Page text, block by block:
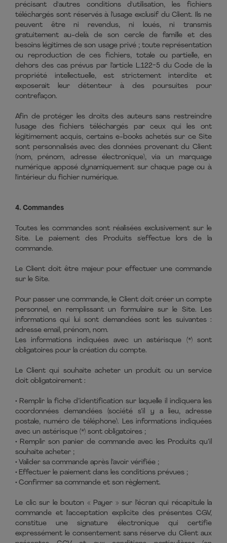
précisant d'autres conditions d'utilisation, les fichiers
téléchargés sont réservés à l’usage exclusif du Client. Ils ne
peuvent être ni revendus, ni loués, ni transmis
gratuitement au-delà de son cercle de famille et des
besoins légitimes de son usage privé ; toute représentation
ou reproduction de ces fichiers, totale ou partielle, en
dehors des cas prévus par l’article L.122-5 du Code de la
propriété intellectuelle, est strictement interdite et
exposerait leur détenteur à des poursuites pour
contrefaçon.
Afin de protéger les droits des auteurs sans restreindre
l'usage des fichiers téléchargés par ceux qui les ont
légitimement acquis, certains e-books achetés sur ce Site
sont personnalisés avec des données provenant du Client
(nom, prénom, adresse électronique), via un marquage
numérique apposé dynamiquement sur chaque page ou à
l'intérieur du fichier numérique.
4. Commandes
Toutes les commandes sont réalisées exclusivement sur le
Site. Le paiement des Produits s'effectue lors de la
commande.
Le Client doit être majeur pour effectuer une commande
sur le Site.
Pour passer une commande, le Client doit créer un compte
personnel, en remplissant un formulaire sur le Site. Les
informations qui lui sont demandées sont les suivantes :
adresse email, prénom, nom.
Les informations indiquées avec un astérisque (*) sont
obligatoires pour la création du compte.
Le Client qui souhaite acheter un produit ou un service
doit obligatoirement :
• Remplir la fiche d’identification sur laquelle il indiquera les
coordonnées demandées (société s’il y a lieu, adresse
postale, numéro de téléphone). Les informations indiquées
avec un astérisque (*) sont obligatoires ;
• Remplir son panier de commande avec les Produits qu’il
souhaite acheter ;
• Valider sa commande après l’avoir vérifiée ;
• Effectuer le paiement dans les conditions prévues ;
• Confirmer sa commande et son règlement.
Le clic sur le bouton « Payer » sur l’écran qui récapitule la
commande et l'acceptation explicite des présentes CGV,
constitue une signature électronique qui certifie
expressément le consentement sans réserve du Client aux